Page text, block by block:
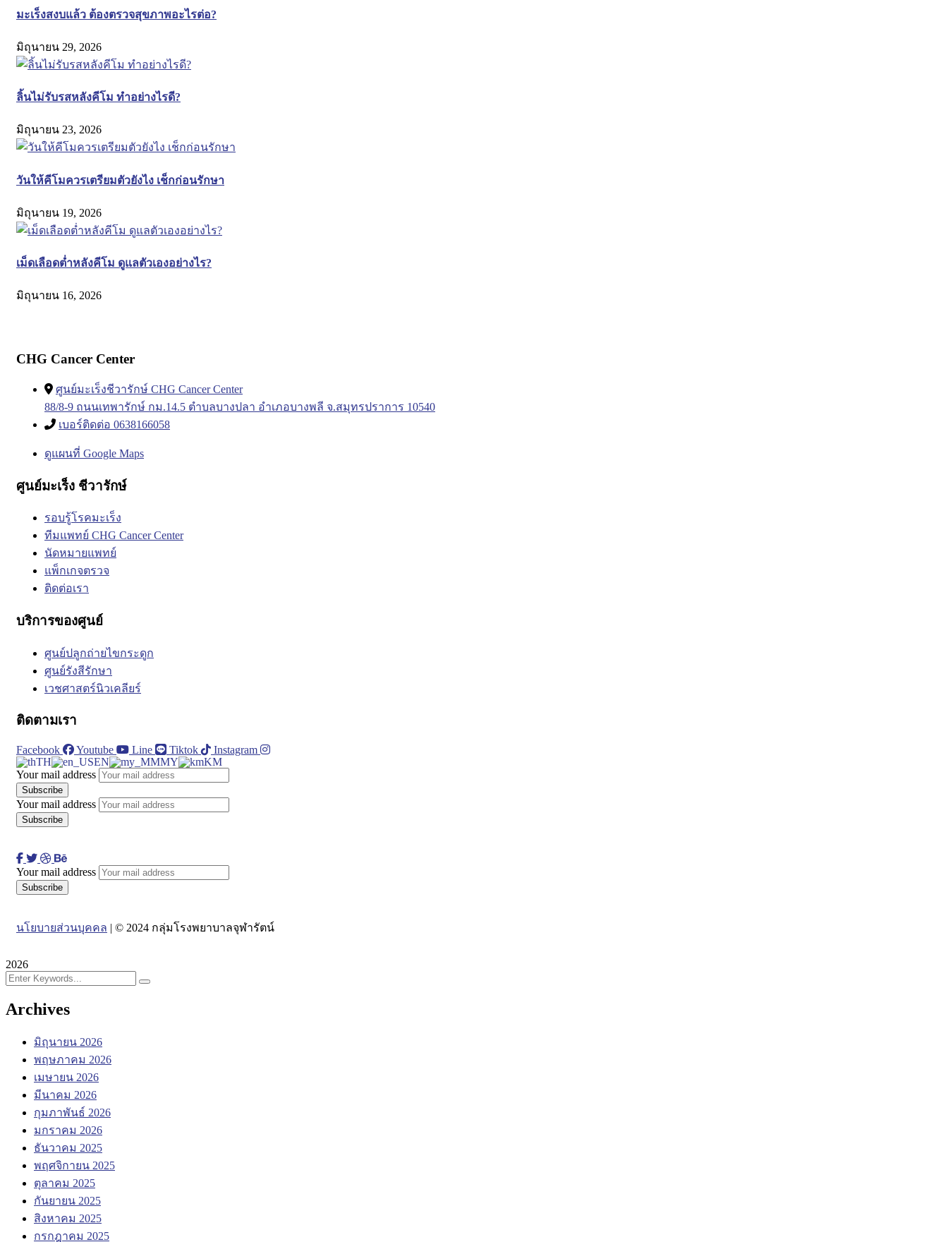
มะเร็งสงบแล้ว ต้องตรวจสุขภาพอะไรต่อ?
มิถุนายน 29, 2026
ลิ้นไม่รับรสหลังคีโม ทำอย่างไรดี?
มิถุนายน 23, 2026
วันให้คีโมควรเตรียมตัวยังไง เช็กก่อนรักษา
มิถุนายน 19, 2026
เม็ดเลือดต่ำหลังคีโม ดูแลตัวเองอย่างไร?
มิถุนายน 16, 2026
CHG Cancer Center
ศูนย์มะเร็งชีวารักษ์ CHG Cancer Center
88/8-9 ถนนเทพารักษ์ กม.14.5 ตำบลบางปลา อำเภอบางพลี จ.สมุทรปราการ 10540
เบอร์ติดต่อ 0638166058
ดูแผนที่ Google Maps
ศูนย์มะเร็ง ชีวารักษ์
รอบรู้โรคมะเร็ง
ทีมแพทย์ CHG Cancer Center
นัดหมายแพทย์
แพ็กเกจตรวจ
ติดต่อเรา
บริการของศูนย์
ศูนย์ปลูกถ่ายไขกระดูก
ศูนย์รังสีรักษา
เวชศาสตร์นิวเคลียร์
ติดตามเรา
Facebook Youtube Line Tiktok
Instagram
TH
EN MY
KM
Your mail address
Your mail address
Your mail address
นโยบายส่วนบุคคล | © 2024 กลุ่มโรงพยาบาลจุฬารัตน์
2026
Archives
มิถุนายน 2026
พฤษภาคม 2026
เมษายน 2026
มีนาคม 2026
กุมภาพันธ์ 2026
มกราคม 2026
ธันวาคม 2025
พฤศจิกายน 2025
ตุลาคม 2025
กันยายน 2025
สิงหาคม 2025
กรกฎาคม 2025